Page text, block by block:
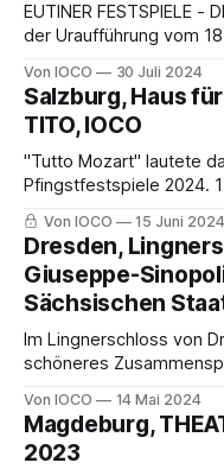
EUTINER FESTSPIELE - DER
der Uraufführung vom
Euro umgebauten Areal
Von IOCO 30 Juli 2024
Salzburg, Haus
TITO, IOCO
"Tutto Mozart" lautete
Pfingstfestspiele 2024.
Pfingstfestspiele. Im
Salzburger
Wolfgang Amadeus
Von IOCO 15 Juni 2024
Dresden,
Giuseppe-
Sächsischen
Im Lingnerschloss von
schöneres
Musikern und diesem
Von IOCO 14 Mai 2024
Magdeburg,
2023